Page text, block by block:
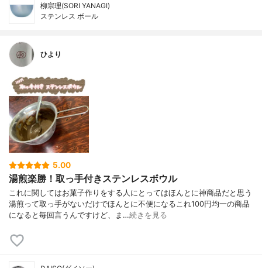
柳宗理(SORI YANAGI)
ステンレス ボール
ひより
5.00
湯煎楽勝！取っ手付きステンレスボウル
これに関してはお菓子作りをする人にとってはほんとに神商品だと思う
湯煎って取っ手がないだけでほんとに不便になるこれ100円均一の商品
になると毎回言うんですけど、ま…続きを見る